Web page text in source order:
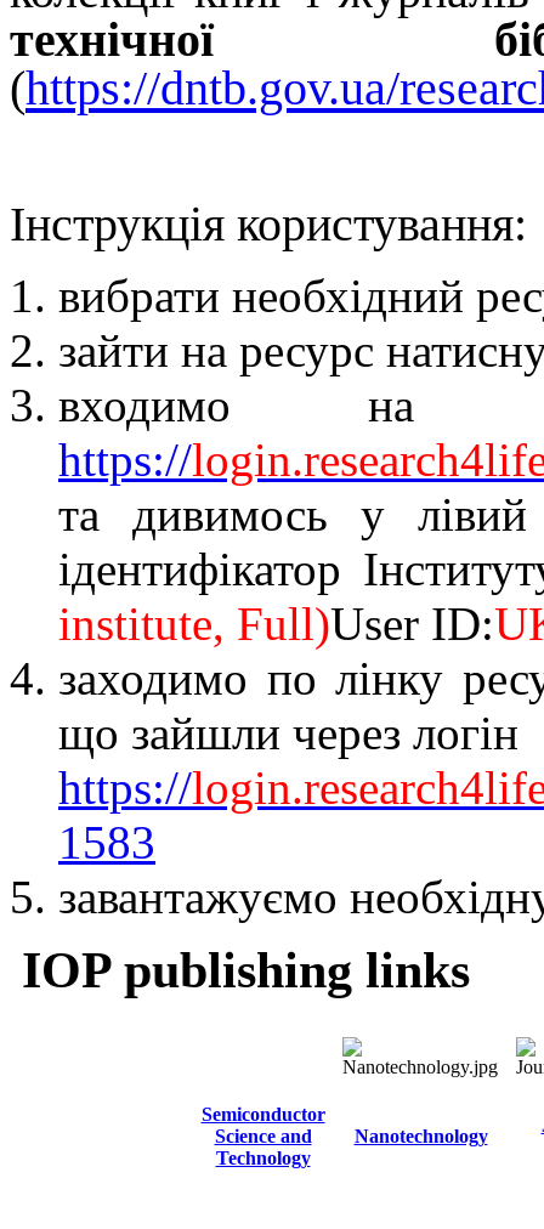
технічної
(https://dntb.gov.ua/
Інструкція користування:
вибрати необхідний
зайти на ресурс
входимо на
https://login.research4
та дивимось у
ідентифікатор
institute, Full)User ID:
заходимо по лінку
що зайшли через логін
https://login.research4
1583
завантажуємо
IOP publishing links
Semiconductor
Science and
Technology
Nanotechnology